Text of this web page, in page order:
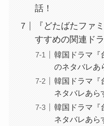
話！
『どたばたファ
すすめの関連ド
韓国ドラマ『
のネタバレあ
韓国ドラマ『
ネタバレあら
韓国ドラマ『
ネタバレあら